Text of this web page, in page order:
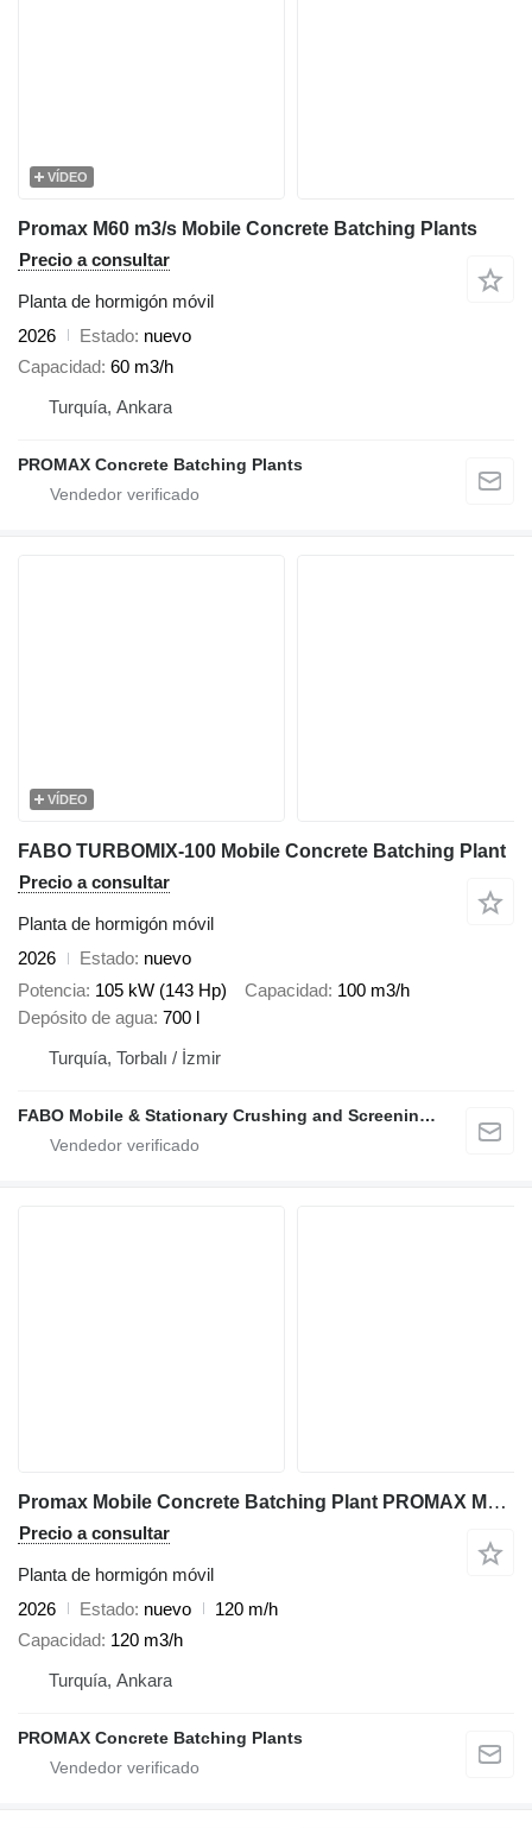
VÍDEO
Promax M60 m3/s Mobile Concrete Batching Plants
Precio a consultar
Planta de hormigón móvil
2026
Estado nuevo
Capacidad 60 m3/h
Turquía, Ankara
PROMAX Concrete Batching Plants
VÍDEO
FABO TURBOMIX-100 Mobile Concrete Batching Plant
Precio a consultar
Planta de hormigón móvil
2026
Estado nuevo
Potencia 105 kW (143 Hp) Capacidad 100 m3/h
Depósito de agua 700 l
Turquía, Torbalı / İzmir
FABO Mobile & Stationary Crushing and Screening Plants | Concrete Batching Plants Manufacturer
Promax Mobile Concrete Batching Plant PROMAX M120-TWN DT (120m³/h)
Precio a consultar
Planta de hormigón móvil
2026
Estado nuevo
120 m/h
Capacidad 120 m3/h
Turquía, Ankara
PROMAX Concrete Batching Plants